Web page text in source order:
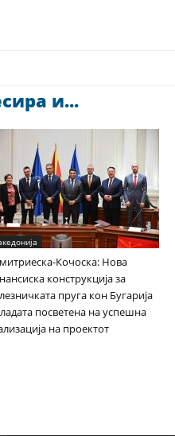
и...
Кочоска: Нова
конструкција за
пруга кон Бугарија
посветена на успешна
на проектот